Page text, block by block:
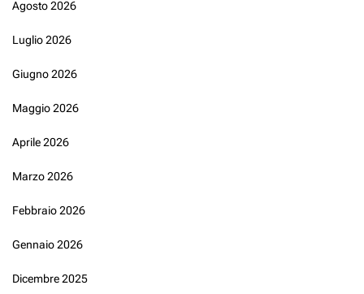
Agosto 2026
Luglio 2026
Giugno 2026
Maggio 2026
Aprile 2026
Marzo 2026
Febbraio 2026
Gennaio 2026
Dicembre 2025